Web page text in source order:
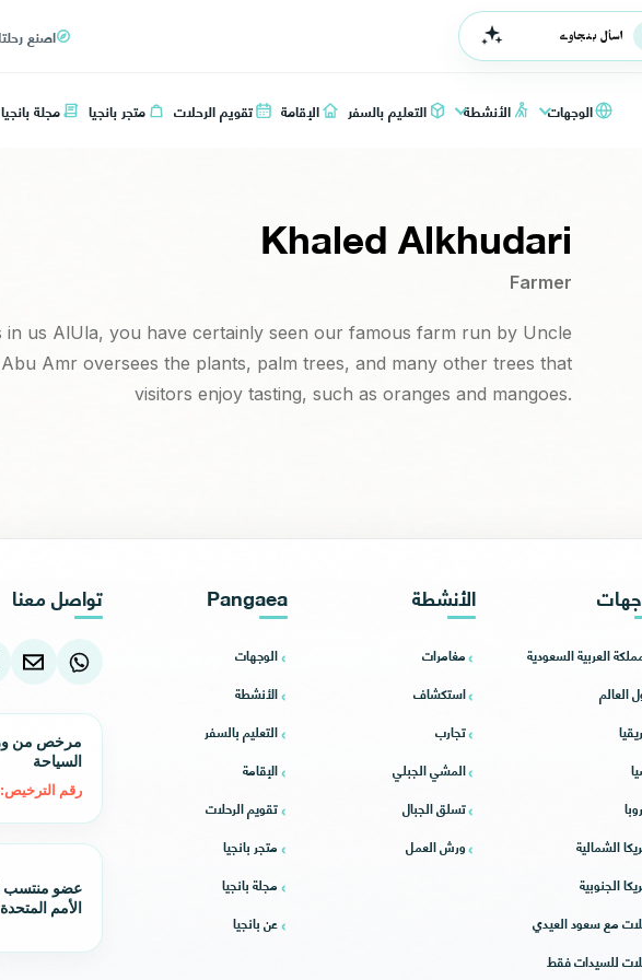
اسأل بنجاوي اصنع
الوجهات الأنشطة التعليم بالسفر الإقامة تقويم الرحلات متجر بانجيا مجلة بانجيا
Khaled Alkhudari
Farmer
in us AlUla, you have certainly seen our famous farm run by Uncle
Amr oversees the plants, palm trees, and many other trees that
visitors enjoy tasting, such as oranges and mangoes.
العربية السعودية
العالم
الشمالية
الجنوبية
مع سعود العيدي
للسيدات فقط
الأنشطة
مغامرات
استكشاف
تجارب
المشي الجبلي
تسلق الجبال
ورش العمل
Pangaea
الوجهات
الأنشطة
التعليم بالسفر
الإقامة
تقويم الرحلات
متجر بانجيا
مجلة بانجيا
عن بانجيا
تواصل معنا
مرخص من
السياحة
رقم الترخيص:
عضو منتسب
الأمم